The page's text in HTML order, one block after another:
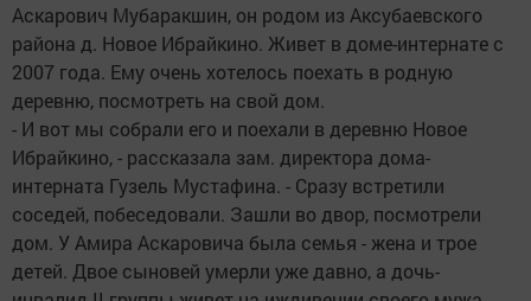
Аскарович Мубаракшин, он родом из Аксубаевского
района д. Новое Ибрайкино. Живет в доме-интернате с
2007 года. Ему очень хотелось поехать в родную
деревню, посмотреть на свой дом.
- И вот мы собрали его и поехали в деревню Новое
Ибрайкино, - рассказала зам. директора дома-
интерната Гузель Мустафина. - Сразу встретили
соседей, побеседовали. Зашли во двор, посмотрели
дом. У Амира Аскаровича была семья - жена и трое
детей. Двое сыновей умерли уже давно, а дочь-